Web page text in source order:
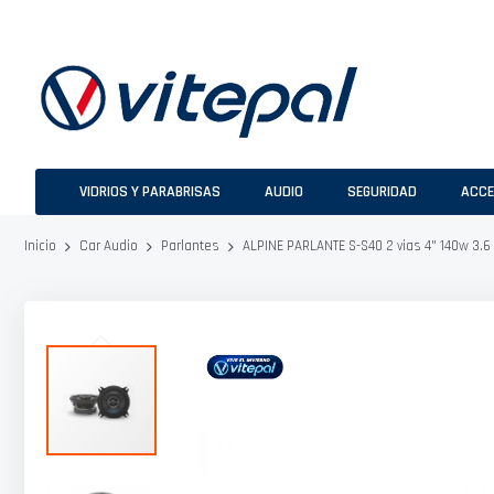
VIDRIOS Y PARABRISAS AUDIO SEGURIDAD
Inicio Car Audio Parlantes ALPINE PARLANTE S-S40 2 vias 4" 140w
al